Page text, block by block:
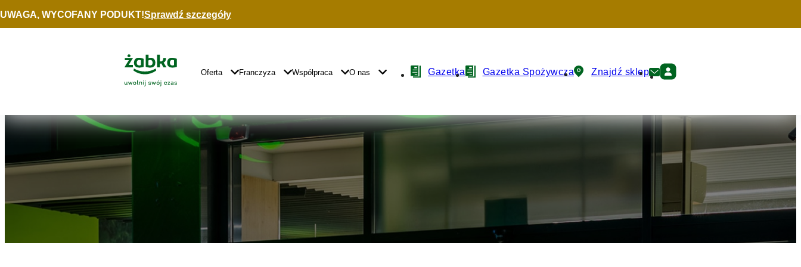
Idź do treści
UWAGA, WYCOFANY PODUKT!Sprawdź szczegóły
Główne
Logo
Główna
Nawigacja
Oferta Franczyza Współpraca O nas
NawigacjaGazetka Gazetka Spożywcza Znajdź sklep